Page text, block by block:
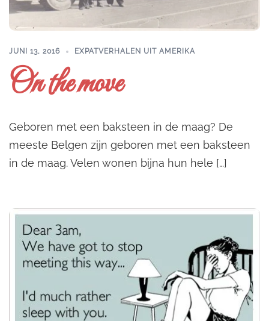
JUNI 13, 2016 EXPATVERHALEN UIT AMERIKA
On the move
Geboren met een baksteen in de maag? De
meeste Belgen zijn geboren met een baksteen
in de maag. Velen wonen bijna hun hele […]